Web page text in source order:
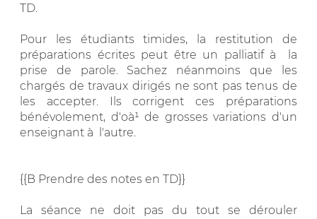
TD.
Pour les étudiants timides, la restitution de
préparations écrites peut être un palliatif à la
prise de parole. Sachez néanmoins que les
chargés de travaux dirigés ne sont pas tenus de
les accepter. Ils corrigent ces préparations
bénévolement, d'oà¹ de grosses variations d'un
enseignant à l'autre.
{{B Prendre des notes en TD}}
La séance ne doit pas du tout se dérouler